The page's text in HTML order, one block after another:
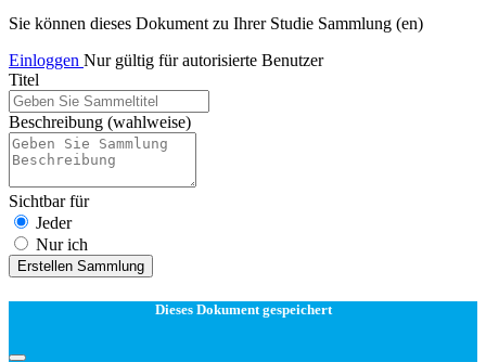
Sie können dieses Dokument zu Ihrer Studie Sammlung (en)
Einloggen Nur gültig für autorisierte Benutzer
Titel
Beschreibung (wahlweise)
Sichtbar für
Jeder
Nur ich
Erstellen Sammlung
Dieses Dokument gespeichert